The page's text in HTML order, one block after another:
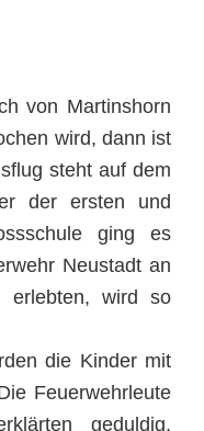
von Martinshorn
wird, dann ist
steht auf dem
der ersten und
ging es
Neustadt an
wird so
die Kinder mit
Feuerwehrleute
geduldig,